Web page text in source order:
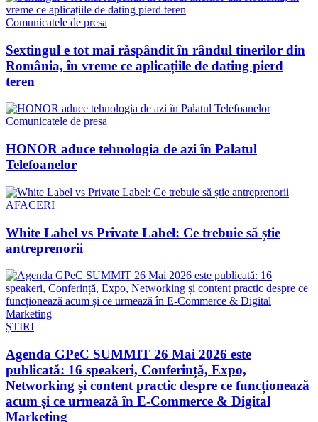
Comunicatele de presa
Sextingul e tot mai răspândit în rândul tinerilor din
România, în vreme ce aplicațiile de dating pierd
teren
Comunicatele de presa
HONOR aduce tehnologia de azi în Palatul
Telefoanelor
AFACERI
White Label vs Private Label: Ce trebuie să știe
antreprenorii
ȘTIRI
Agenda GPeC SUMMIT 26 Mai 2026 este
publicată: 16 speakeri, Conferință, Expo,
Networking și content practic despre ce funcționează
acum și ce urmează în E-Commerce & Digital
Marketing